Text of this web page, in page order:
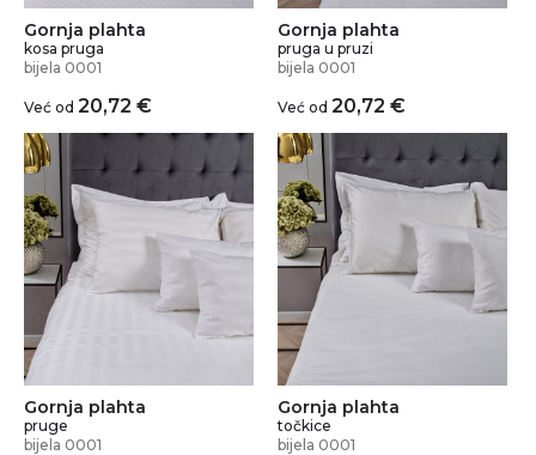
Gornja plahta
kosa pruga
bijela 0001
Već od 20,72 €
Gornja plahta
pruga u pruzi
bijela 0001
Već od 20,72 €
Gornja plahta
pruge
bijela 0001
Gornja plahta
točkice
bijela 0001